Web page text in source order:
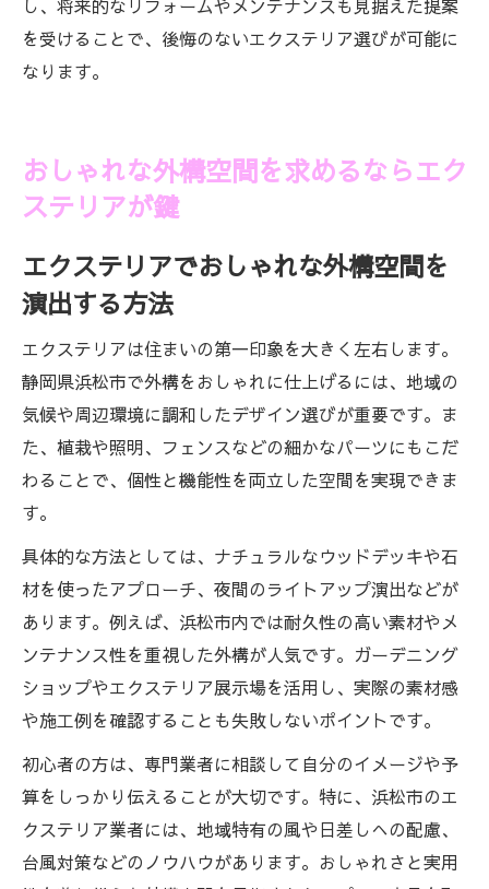
し、将来的なリフォームやメンテナンスも見据えた提案
を受けることで、後悔のないエクステリア選びが可能に
なります。
おしゃれな外構空間を求めるならエク
ステリアが鍵
エクステリアでおしゃれな外構空間を
演出する方法
エクステリアは住まいの第一印象を大きく左右します。
静岡県浜松市で外構をおしゃれに仕上げるには、地域の
気候や周辺環境に調和したデザイン選びが重要です。ま
た、植栽や照明、フェンスなどの細かなパーツにもこだ
わることで、個性と機能性を両立した空間を実現できま
す。
具体的な方法としては、ナチュラルなウッドデッキや石
材を使ったアプローチ、夜間のライトアップ演出などが
あります。例えば、浜松市内では耐久性の高い素材やメ
ンテナンス性を重視した外構が人気です。ガーデニング
ショップやエクステリア展示場を活用し、実際の素材感
や施工例を確認することも失敗しないポイントです。
初心者の方は、専門業者に相談して自分のイメージや予
算をしっかり伝えることが大切です。特に、浜松市のエ
クステリア業者には、地域特有の風や日差しへの配慮、
台風対策などのノウハウがあります。おしゃれさと実用